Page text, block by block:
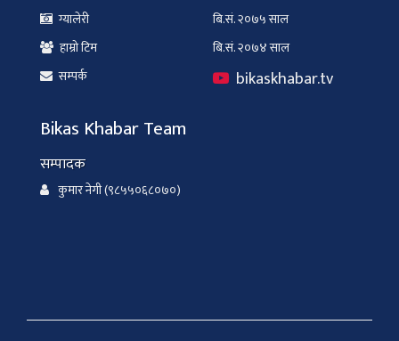
ग्यालेरी
हाम्रो टिम
सम्पर्क
बि.सं. २०७५ साल
बि.सं. २०७४ साल
bikaskhabar.tv
Bikas Khabar Team
सम्पादक
कुमार नेगी (९८५५०६८०७०)